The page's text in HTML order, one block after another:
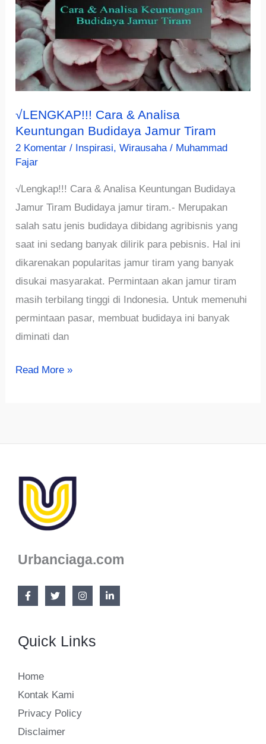
langkah
dan
Tips
Suksesnya!
√LENGKAP!!! Cara & Analisa
Keuntungan Budidaya Jamur Tiram
2 Komentar / Inspirasi,Wirausaha/ Muhammad
Fajar
√Lengkap!!! Cara & Analisa Keuntungan Budidaya
Jamur Tiram Budidaya jamur tiram.- Merupakan
salah satu jenis budidaya dibidang agribisnis yang
saat ini sedang banyak dilirik para pebisnis. Hal ini
dikarenakan popularitas jamur tiram yang banyak
disukai masyarakat. Permintaan akan jamur tiram
masih terbilang tinggi di Indonesia. Untuk memenuhi
permintaan pasar, membuat budidaya ini banyak
diminati dan
√LENGKAP!!!
Keuntungan
Jamur
Read More »
Urbanciaga.com
Quick Links
Home
Kontak Kami
Privacy Policy
Disclaimer